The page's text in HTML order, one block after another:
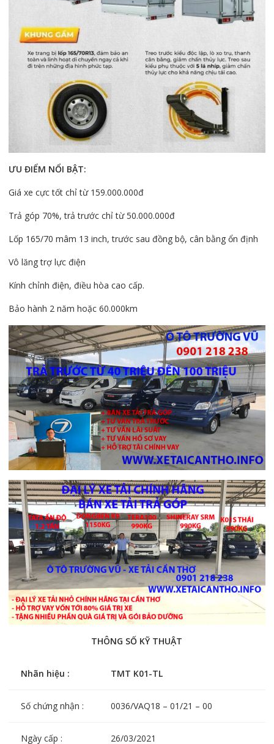
ƯU ĐIỂM NỔI BẬT:
Giá xe cực tốt chỉ từ 159.000.000đ
Trả góp 70%, trả trước chỉ từ 50.000.000đ
Lốp 165/70 mâm 13 inch, trước sau đồng bộ, cân bằng ổn định
Vô lăng trợ lực điện
Kính chỉnh điện, điều hòa cao cấp.
Bảo hành 2 năm hoặc 60.000km
THÔNG SỐ KỸ THUẬT
Nhãn hiệu : TMT K01-TL
Số chứng nhận : 0036/VAQ18 – 01/21 – 00
Ngày cấp : 26/03/2021